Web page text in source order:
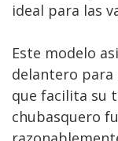
ideal para las
Este modelo
delantero
que facilita su
chubasquero